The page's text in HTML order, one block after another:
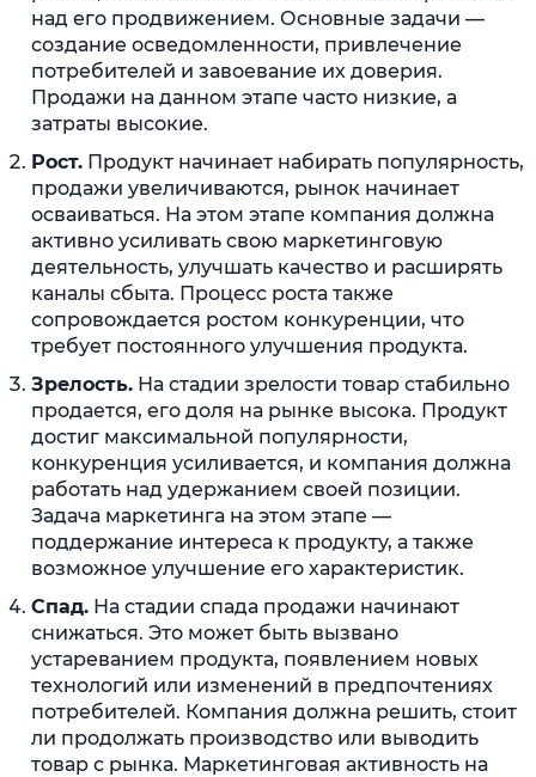
над его продвижением. Основные задачи —
создание осведомленности, привлечение
потребителей и завоевание их доверия.
Продажи на данном этапе часто низкие, а
затраты высокие.
Рост. Продукт начинает набирать популярность,
продажи увеличиваются, рынок начинает
осваиваться. На этом этапе компания должна
активно усиливать свою маркетинговую
деятельность, улучшать качество и расширять
каналы сбыта. Процесс роста также
сопровождается ростом конкуренции, что
требует постоянного улучшения продукта.
Зрелость. На стадии зрелости товар стабильно
продается, его доля на рынке высока. Продукт
достиг максимальной популярности,
конкуренция усиливается, и компания должна
работать над удержанием своей позиции.
Задача маркетинга на этом этапе —
поддержание интереса к продукту, а также
возможное улучшение его характеристик.
Спад. На стадии спада продажи начинают
снижаться. Это может быть вызвано
устареванием продукта, появлением новых
технологий или изменений в предпочтениях
потребителей. Компания должна решить, стоит
ли продолжать производство или выводить
товар с рынка. Маркетинговая активность на